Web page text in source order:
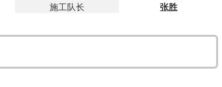
施工队长 张胜